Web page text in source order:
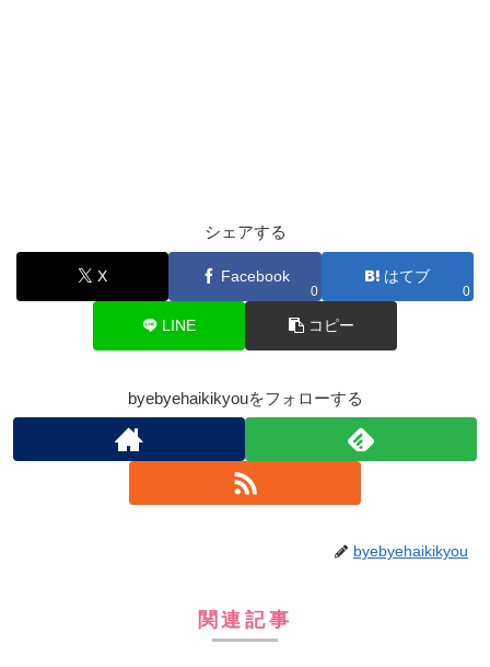
シェアする
X Facebook
0
はてブ
0
LINE コピー
byebyehaikikyouをフォローする
byebyehaikikyou
関連記事